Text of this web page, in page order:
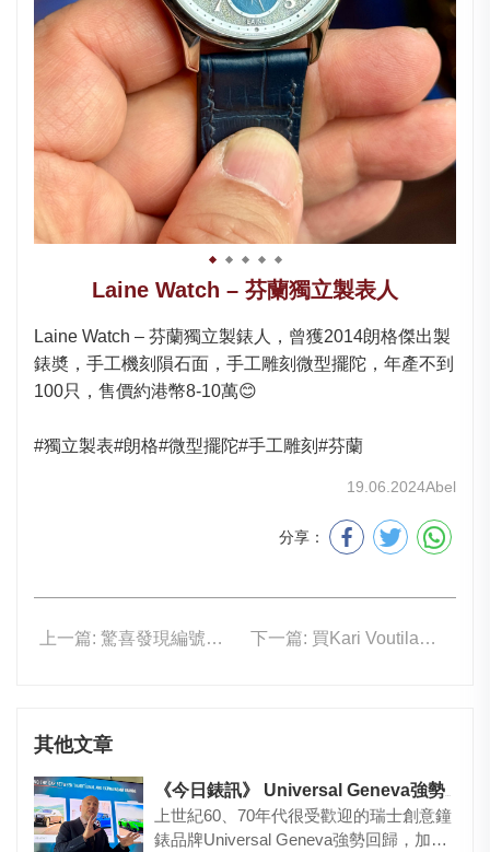
Laine Watch – 芬蘭獨立製表人
Laine Watch – 芬蘭獨立製錶人，曾獲2014朗格傑出製
錶奬，手工機刻隕石面，手工雕刻微型擺陀，年產不到
100只，售價約港幣8-10萬😊
#獨立製表#朗格#微型擺陀#手工雕刻#芬蘭
19.06.2024Abel
分享：
上一篇: 驚喜發現編號5738R的Golden Ellipse是日內瓦遺漏的寶藏 下一篇: 買Kari Voutilainen的捷徑！
其他文章
上世紀60、70年代很受歡迎的瑞士創意鐘
錶品牌Universal Geneva強勢回歸，加入